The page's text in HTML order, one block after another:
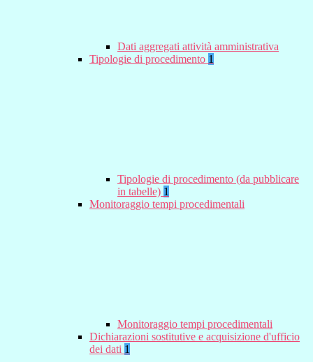
Dati aggregati attività amministrativa
Tipologie di procedimento 1
Tipologie di procedimento (da pubblicare
in tabelle) 1
Monitoraggio tempi procedimentali
Monitoraggio tempi procedimentali
Dichiarazioni sostitutive e acquisizione d'ufficio
dei dati 1